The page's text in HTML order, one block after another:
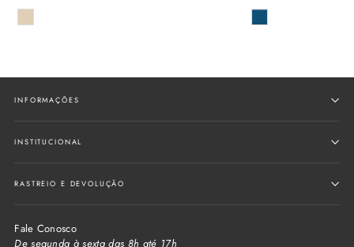
COR COR
INFORMAÇÕES
INSTITUCIONAL
RASTREIO E DEVOLUÇÃO
Fale Conosco
De segunda à sexta das 8h até 17h